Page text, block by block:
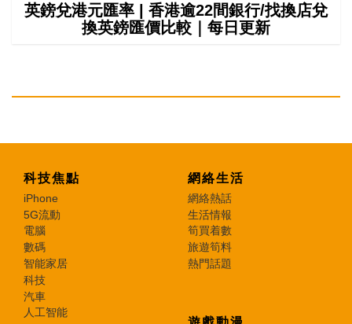
英鎊兌港元匯率 | 香港逾22間銀行/找換店兌
換英鎊匯價比較｜每日更新
科技焦點
iPhone
5G流動
電腦
數碼
智能家居
科技
汽車
人工智能
網絡生活
網絡熱話
生活情報
筍買着數
旅遊筍料
熱門話題